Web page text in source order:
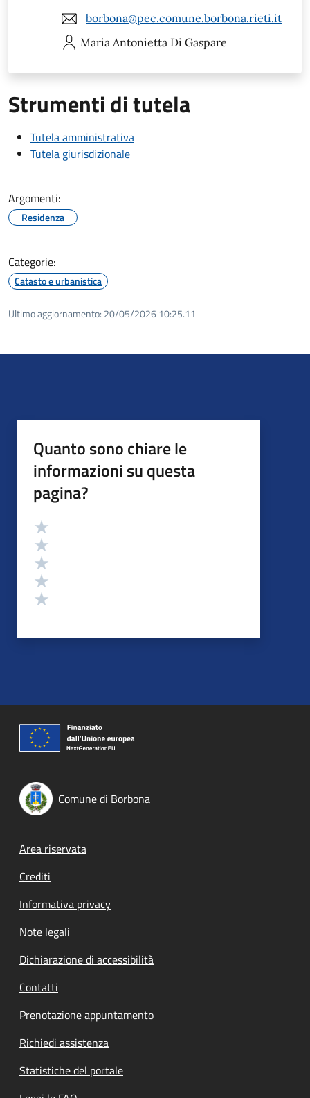
borbona@pec.comune.borbona.rieti.it
Maria Antonietta Di Gaspare
Strumenti di tutela
Tutela amministrativa
Tutela giurisdizionale
Argomenti:
Residenza
Categorie:
Catasto e urbanistica
Ultimo aggiornamento: 20/05/2026 10:25.11
Quanto sono chiare le
informazioni su questa
pagina?
Valutazione
Comune di Borbona
Footer menu
Area riservata
Crediti
Informativa privacy
Note legali
Dichiarazione di accessibilità
Contatti
Prenotazione appuntamento
Richiedi assistenza
Statistiche del portale